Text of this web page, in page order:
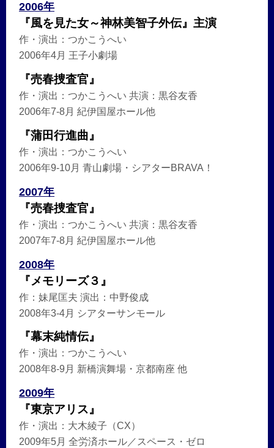
2006年
『風を見た女～神林美智子外伝』主演
作・演出：つかこうへい
2006年4月 王子小劇場
『売春捜査官』
作・演出：つかこうへい 共演：黒谷友香
2006年7-8月 紀伊国屋ホール他
『蒲田行進曲』
作・演出：つかこうへい
2006年9-10月 青山劇場・シアターBRAVA！
2007年
『売春捜査官』
作・演出：つかこうへい 共演：黒谷友香
2007年7-8月 紀伊国屋ホール他
2008年
『メモリーズ３』
作：妹尾匡夫 演出：中野俊成
2008年3-4月 シアターサンモール
『幕末純情伝』
作・演出：つかこうへい
2008年8-9月 新橋演舞場・京都南座 他
2009年
『東京アリス』
作・演出：大木綾子（CX）
2009年5月 全労済ホール／スペース・ゼロ